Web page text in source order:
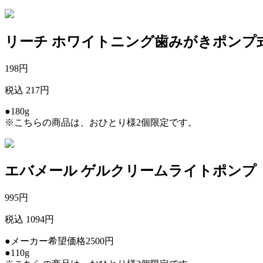
リーチ ホワイトニング歯みがきポンプ
198円
税込 217円
●180g
※こちらの商品は、おひとり様2個限定です。
エバメール ゲルクリームライトポンプ
995円
税込 1094円
●メーカー希望価格2500円
●110g